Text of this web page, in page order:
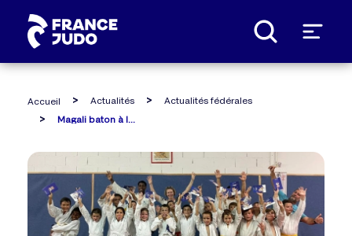
Accueil Actualités
Actualités fédérales